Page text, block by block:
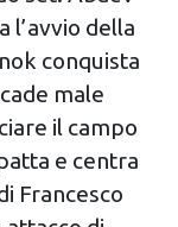
ed
media e per
inoltre
sito con i
dati web,
l’avvio della
conquista
male
il campo
e centra
Francesco